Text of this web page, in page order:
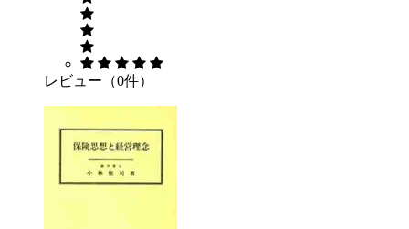
レビュー（0件）